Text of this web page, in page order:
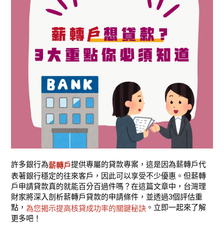
許多銀行為薪轉戶提供專屬的貸款專案，這是因為薪轉戶代
表著銀行穩定的往來客戶，因此可以享受不少優惠。但薪轉
戶申請貸款真的就能百分百過件嗎？在這篇文章中，台灣理
財家將深入剖析薪轉戶貸款的申請條件，並透過3個評估重
點， 為您揭示提高核貸成功率的關鍵秘訣 。立即一起來了解
更多吧！